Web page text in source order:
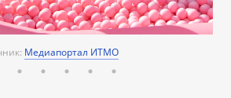
Медиапортал ИТМО